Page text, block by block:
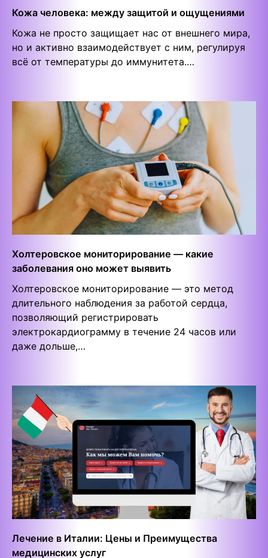
Кожа человека: между защитой и ощущениями
Кожа не просто защищает нас от внешнего мира,
но и активно взаимодействует с ним, регулируя
всё от температуры до иммунитета.…
Холтеровское мониторирование — какие
заболевания оно может выявить
Холтеровское мониторирование — это метод
длительного наблюдения за работой сердца,
позволяющий регистрировать
электрокардиограмму в течение 24 часов или
даже дольше,…
Лечение в Италии: Цены и Преимущества
медицинских услуг